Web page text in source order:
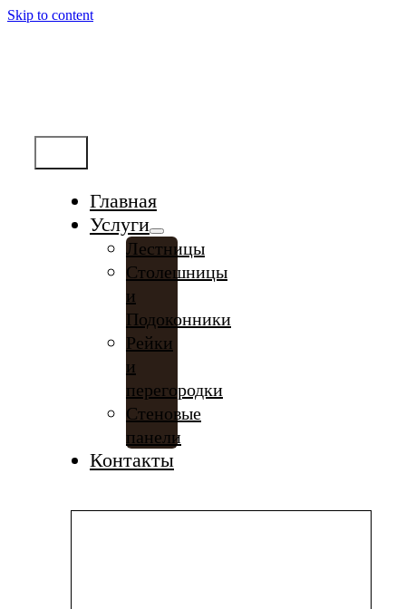
Skip to content
Главная
Услуги
Лестницы
Столешницы
и
Подоконники
Рейки
и
перегородки
Стеновые
панели
Контакты